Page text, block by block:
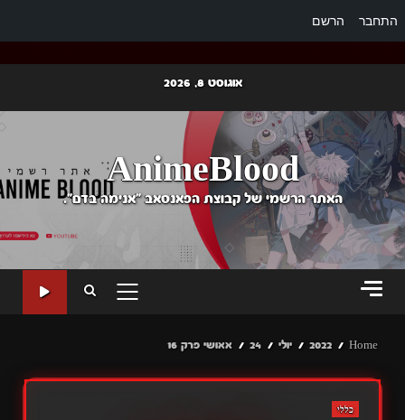
התחבר הרשם
content
אוגוסט 8, 2026
AnimeBlood
האתר הרשמי של קבוצת הפאנסאב "אנימה בדם".
PRIMARY
Home
2022 יולי 24 אאושי פרק 16
כללי